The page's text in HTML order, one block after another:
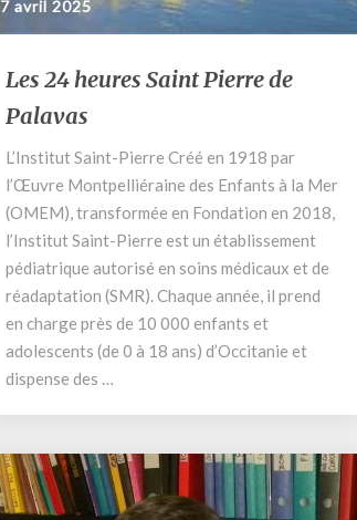
7 avril 2025
Les
24
heures
Pierre
de
Palavas
Les 24 heures Saint Pierre de
Palavas
L’Institut Saint-Pierre Créé en 1918 par
l’Œuvre Montpelliéraine des Enfants à la Mer
(OMEM), transformée en Fondation en 2018,
l’Institut Saint-Pierre est un établissement
pédiatrique autorisé en soins médicaux et de
réadaptation (SMR). Chaque année, il prend
en charge près de 10 000 enfants et
adolescents (de 0 à 18 ans) d’Occitanie et
dispense des …